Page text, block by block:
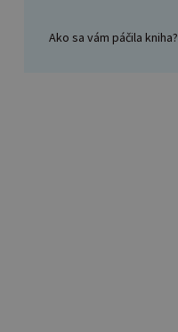
Ako sa vám páčila kniha?